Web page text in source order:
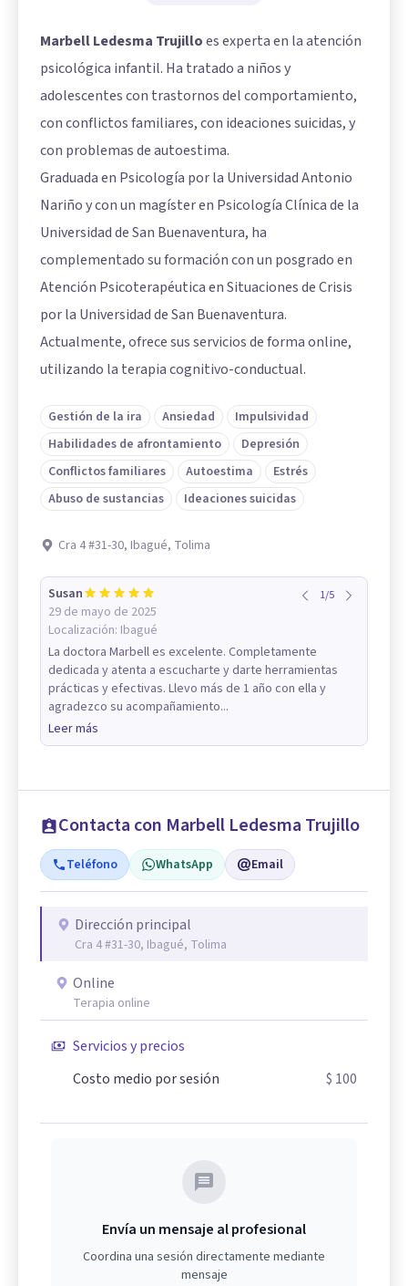
Marbell Ledesma Trujilloes experta en la atención
psicológica infantil. Ha tratado a niños y
adolescentes con trastornos del comportamiento,
con conflictos familiares, con ideaciones suicidas, y
con problemas de autoestima.
Graduada en Psicología por la Universidad Antonio
Nariño y con un magíster en Psicología Clínica de la
Universidad de San Buenaventura, ha
complementado su formación con un posgrado en
Atención Psicoterapéutica en Situaciones de Crisis
por la Universidad de San Buenaventura.
Actualmente, ofrece sus servicios de forma online,
utilizando la terapia cognitivo-conductual.
Gestión de la ira Ansiedad
Impulsividad
Habilidades de afrontamiento
Depresión
Conflictos familiares
Autoestima
Estrés
Abuso de sustancias
Ideaciones suicidas
Cra 4 #31-30, Ibagué, Tolima
Susan
29 de mayo de 2025
Localización: Ibagué
1/5
La doctora Marbell es excelente. Completamente
dedicada y atenta a escucharte y darte herramientas
prácticas y efectivas. Llevo más de 1 año con ella y
agradezco su acompañamiento...
Leer más
Contacta con Marbell Ledesma Trujillo
Teléfono WhatsApp Email
Dirección principal
Cra 4 #31-30, Ibagué, Tolima
Online
Terapia online
Servicios y precios
Costo medio por sesión
$ 100
Envía un mensaje al profesional
Coordina una sesión directamente mediante
mensaje